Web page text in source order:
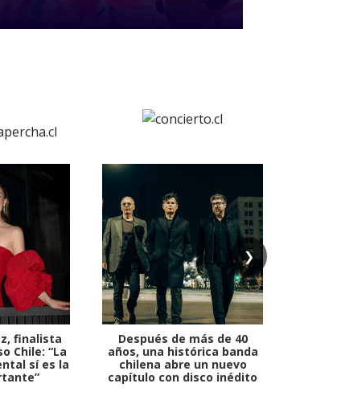
❯
finalista
Chile: “La
sí es la
Después de más de 40
años, una histórica banda
chilena abre un nuevo
capítulo con disco inédito